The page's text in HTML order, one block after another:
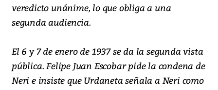
veredicto unánime, lo que obliga a una
segunda audiencia.
El 6 y 7 de enero de 1937 se da la segunda vista
pública. Felipe Juan Escobar pide la condena de
Neri e insiste que Urdaneta señala a Neri como